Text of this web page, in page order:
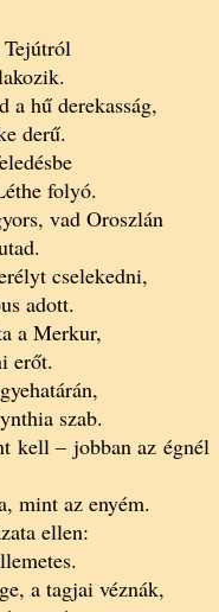
a hű derekasság,
derű.
folyó.
vad Oroszlán
cselekedni,
adott.
a Merkur,
erőt.
szab.
kell – jobban az égnél
mint az enyém.
ellen:
a tagjai véznák,